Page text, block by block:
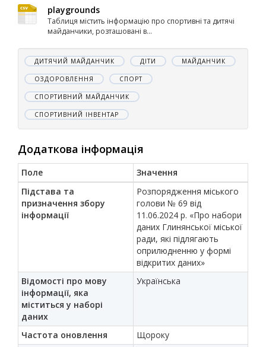
playgrounds
Таблиця містить інформацію про спортивні та дитячі
майданчики, розташовані в...
ДИТЯЧИЙ МАЙДАНЧИК ДІТИ МАЙДАНЧИК
ОЗДОРОВЛЕННЯ СПОРТ
СПОРТИВНИЙ МАЙДАНЧИК
СПОРТИВНИЙ ІНВЕНТАР
Додаткова інформація
Поле
Значення
Підстава та
призначення збору
інформації
Розпорядження міського
голови № 69 від
11.06.2024 р. «Про набори
даних Глинянської міської
ради, які підлягають
оприлюдненню у формі
відкритих даних»
Відомості про мову
інформації, яка
міститься у наборі
даних
Українська
Частота оновлення
Щороку